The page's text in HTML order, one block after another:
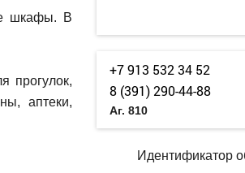
шкафы. В
прогулок,
аптеки,
+7 913 532 34 52
8 (391) 290-44-88
Аг. 810
Идентификатор